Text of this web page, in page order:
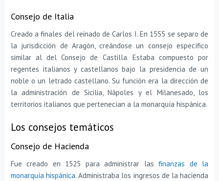
Consejo de Italia
Creado a finales del reinado de Carlos I. En 1555 se separo de
la jurisdicción de Aragón, creándose un consejo específico
similar al del Consejo de Castilla. Estaba compuesto por
regentes italianos y castellanos bajo la presidencia de un
noble o un letrado castellano. Su función era la dirección de
la administración de Sicilia, Nápoles y el Milanesado, los
territorios italianos que pertenecían a la monarquía hispánica.
Los consejos temáticos
Consejo de Hacienda
Fue creado en 1525 para administrar lasfinanzas de la
monarquía hispánica. Administraba los ingresos de la hacienda